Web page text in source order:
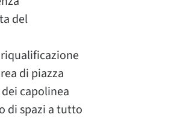
del
di piazza
capolinea
di spazi a tutto